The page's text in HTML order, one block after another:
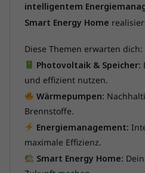
intelligentem
Smart Energy Home
Diese Themen erwarten dich:
Photovoltaik & Speicher:
und effizient nutzen.
Wärmepumpen:
Brennstoffe.
Energiemanagement:
maximale Effizienz.
Smart Energy Home: